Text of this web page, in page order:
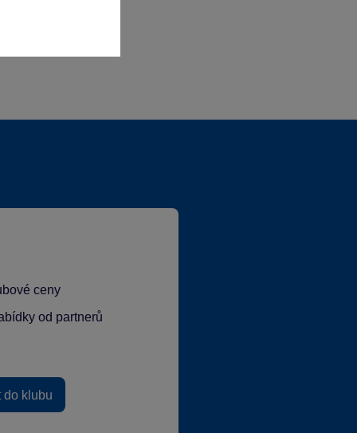
ceny
od partnerů
do klubu